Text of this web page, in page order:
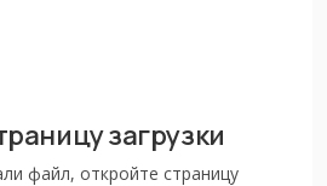
загрузки
файл, откройте страницу